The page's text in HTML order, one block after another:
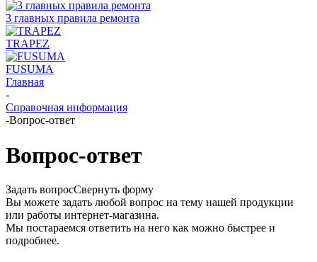
3 главных правила ремонта
TRAPEZ
FUSUMA
Главная
-
Справочная информация
-Вопрос-ответ
Вопрос-ответ
Задать вопросСвернуть форму
Вы можете задать любой вопрос на тему нашей продукции
или работы интернет-магазина.
Мы постараемся ответить на него как можно быстрее и
подробнее.